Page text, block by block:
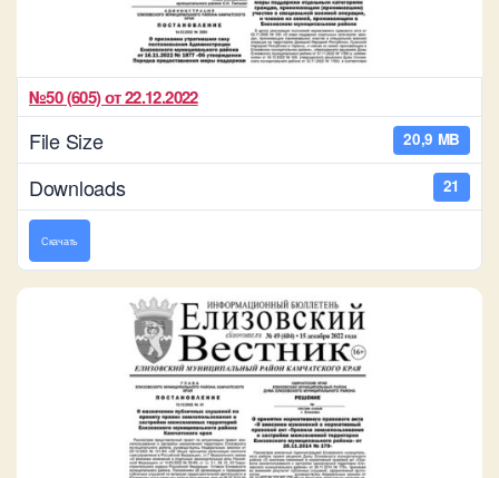
№50 (605) от 22.12.2022
File Size 20,9 MB
Downloads 21
Скачать